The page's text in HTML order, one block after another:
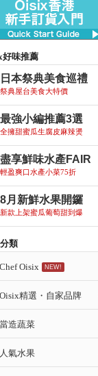
好味推薦
日本祭典美食巡禮
祭典屋台美食大特價
最強小編推薦3選
全擁甜蜜瓜生腐皮麻辣燙
盡享鮮味水產FAIR
輕盈爽口水產小菜75折
8月新鮮水果開鑼
新款上架蜜瓜葡萄甜到爆
類
Chef Oisix
Oisix精選・自家品牌
當造蔬菜
人氣水果